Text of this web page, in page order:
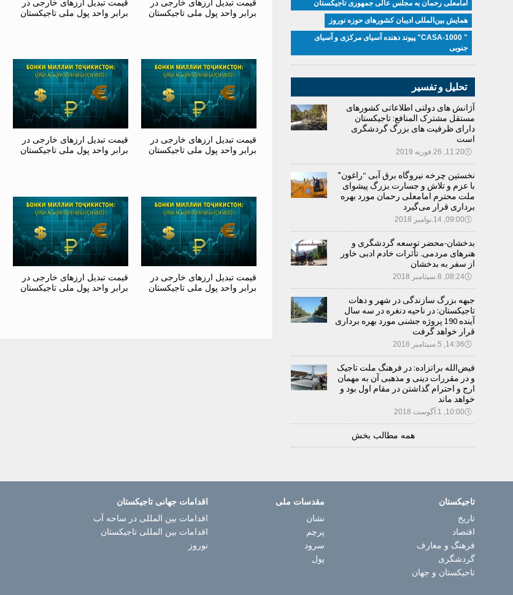
قیمت تبدیل ارزهای خارجی در
برابر واحد پول ملی تاجیکستان
قیمت تبدیل ارزهای خارجی در
برابر واحد پول ملی تاجیکستان
قیمت تبدیل ارزهای خارجی در
برابر واحد پول ملی تاجیکستان
قیمت تبدیل ارزهای خارجی در
برابر واحد پول ملی تاجیکستان
قیمت تبدیل ارزهای خارجی در
برابر واحد پول ملی تاجیکستان
قیمت تبدیل ارزهای خارجی در
برابر واحد پول ملی تاجیکستان
امامعلی رحمان به مجلس عالی جمهوری تاجیکستان
همایش بین‌المللی ادیبان کشور‌های حوزه نوروز
" CASA-1000" پیوند دهنده آسیای مرکزی و آسیای
جنوبی
تحلیل و تفسیر
آژانش های دولتی اطلاعاتی کشورهای
مستقل مشترک المنافع: تاجیکستان
دارای ظرفیت های بزرگ گردشگری
است
🕔11:20, 26.فوریه 2019
نخستین چرخه نیروگاه برق آبی “راغون”
با عزم و تلاش و جسارت بزرگ پیشوای
ملت محترم امامعلی رحمان مورد بهره
برداری قرار می‌گیرد
🕔09:00, 14.نوامبر 2018
بدخشان-محضر توسعه گردشگری و
هنرهای مردمی. تأثرات خادم ادبی خاور
از سفر به بدخشان
🕔08:24, 8.سپتامبر 2018
جبهه بزرگ سازندگی در شهر و دهات
تاجیکستان: در ناحیه دنغره در سه سال
آینده 190 پروژه جشنی مورد بهره برداری
قرار خواهد گرفت
🕔14:36, 5.سپتامبر 2018
فیض‌الله براتزاده: در فرهنگ ملت تاجیک
و در مقررات دینی و مذهبی آن به مهمان
ارج و احترام گذاشتن در مقام اول بود و
خواهد ماند
🕔10:00, 1.آگوست 2018
همه مطالب بخش
تاجیکستان
تاریخ
اقتصاد
فرهنگ و معارف
گردشگری
تاجیکستان و جهان
مقدسات ملی
نشان
پرچم
سرود
پول
اقدامات جهانی تاجیکستان
اقدامات بین المللی در ساحه آب
اقدامات بین المللی تاجیکستان
نوروز